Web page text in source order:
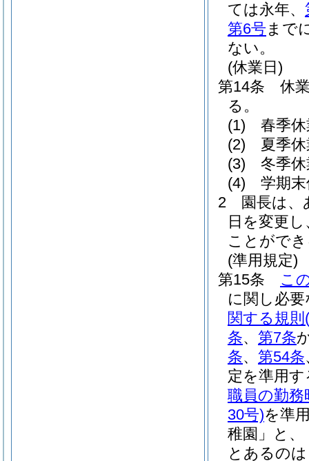
ては永年、
第6号まで
ない。
(休業日)
第14条
休
る。
(1)
春季
(2)
夏季
(3)
冬季
(4)
学期
2
園長は、
日を変更
ことがで
(準用規定)
第15条
こ
に関し必
関する規則
条、 第7条
条、 第54条
定を準用す
職員の勤務
30号)を準
稚園」と
とあるの